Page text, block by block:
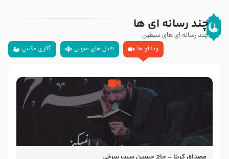
چند رسانه ای ها
چند رسانه ای های سبطین
ویدئو ها
فایل های صوتی گالری عکس
مصداق کربلا – حاج حسین سیب سرخی